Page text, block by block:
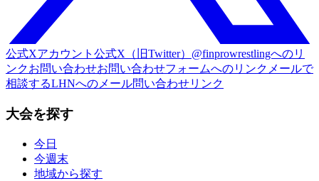
公式Xアカウント 公式X（旧Twitter）@finprowrestlingへのリ
ンクお問い合わせお問い合わせフォームへのリンク メールで
相談するLHNへのメール問い合わせリンク
大会を探す
今日
今週末
地域から探す